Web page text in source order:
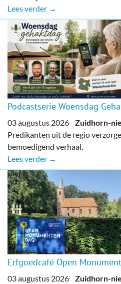
Lees verder →
Podcastserie Woensdag
03 augustus 2026 Zuidhorn-
Predikanten uit de regio
bemoedigend verhaal.
Lees verder →
Erfgoedcafé Open
03 augustus 2026 Zuidhorn-